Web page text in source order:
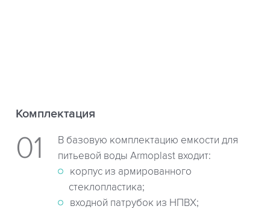
Комплектация
В базовую комплектацию емкости для
питьевой воды Armoplast входит:
корпус из армированного
стеклопластика;
входной патрубок из НПВХ;